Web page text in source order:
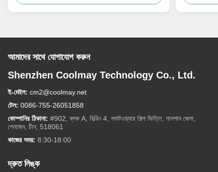
আমাদের সাথে যোগাযোগ করুন
Shenzhen Coolmay Technology Co., Ltd.
ই-মেইল: cm2@coolmay.net
টেল: 0086-755-26051858
কোম্পানির ঠিকানা: #902, ব্লক A, বিল্ডিং 4, সফটওয়্যার শিল্প ভিত্তি, নানশান জেলা,
শেনজেন, চীন, 518061
কাজের সময়: 8:30-18:00
দ্রুত লিঙ্ক